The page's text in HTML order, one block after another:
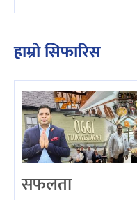
हाम्रो सिफारिस
सफलता